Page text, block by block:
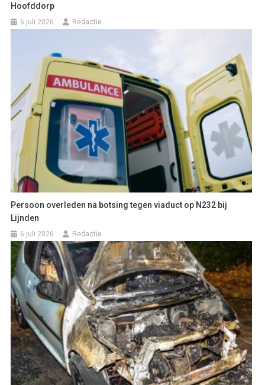
Hoofddorp
6 juli 2026 Redactie
Persoon overleden na botsing tegen viaduct op N232 bij
Lijnden
6 juli 2026 Redactie